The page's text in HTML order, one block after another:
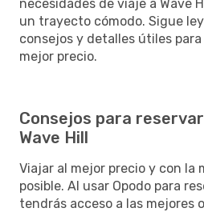
necesidades de viaje a Wave
un trayecto cómodo. Sigue
consejos y detalles útiles
mejor precio.
Consejos para
Wave Hill
Viajar al mejor precio y con la
posible. Al usar Opodo para
tendrás acceso a las mejores